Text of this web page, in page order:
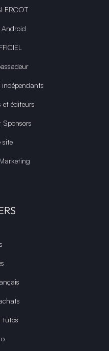
et éditeurs
Sponsors
site
tutos